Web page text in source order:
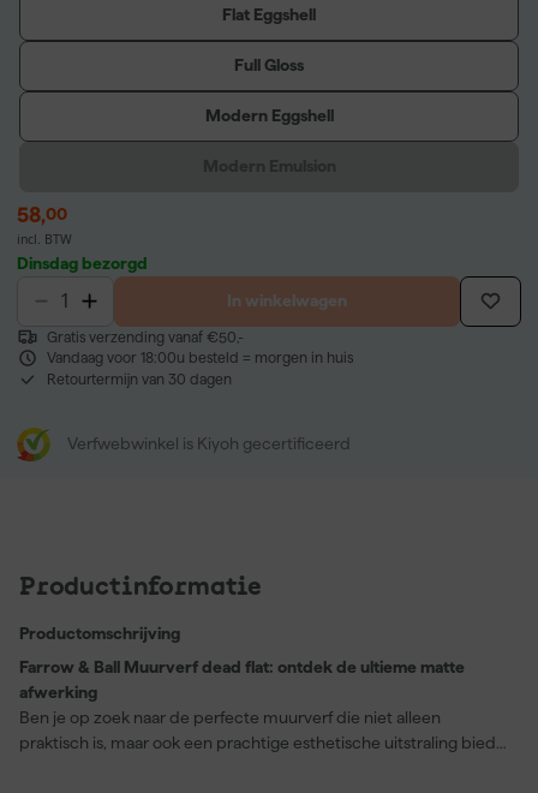
Flat Eggshell
Full Gloss
Modern Eggshell
58,00
incl. BTW
Dinsdag bezorgd
In winkelwagen
Gratis verzending vanaf €50,-
Vandaag voor 18:00u besteld = morgen in huis
Retourtermijn van 30 dagen
Verfwebwinkel is Kiyoh gecertificeerd
Productinformatie
Productomschrijving
Farrow & Ball Muurverf dead flat: ontdek de ultieme matte
afwerking
Ben je op zoek naar de perfecte muurverf die niet alleen
praktisch is, maar ook een prachtige esthetische uitstraling biedt?